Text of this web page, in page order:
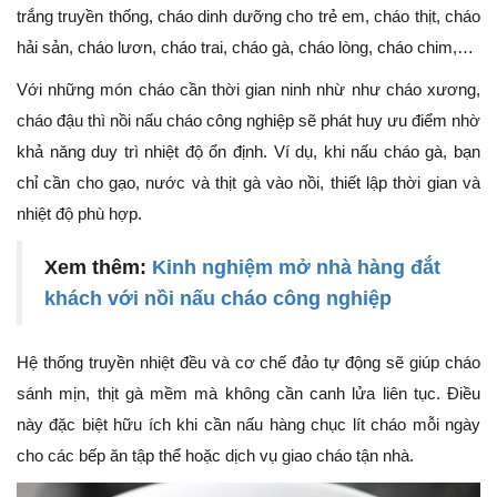
trắng truyền thống, cháo dinh dưỡng cho trẻ em, cháo thịt, cháo
hải sản, cháo lươn, cháo trai, cháo gà, cháo lòng, cháo chim,…
Với những món cháo cần thời gian ninh nhừ như cháo xương,
cháo đậu thì nồi nấu cháo công nghiệp sẽ phát huy ưu điểm nhờ
khả năng duy trì nhiệt độ ổn định. Ví dụ, khi nấu cháo gà, bạn
chỉ cần cho gạo, nước và thịt gà vào nồi, thiết lập thời gian và
nhiệt độ phù hợp.
Xem thêm: Kinh nghiệm mở nhà hàng đắt
khách với nồi nấu cháo công nghiệp
Hệ thống truyền nhiệt đều và cơ chế đảo tự động sẽ giúp cháo
sánh mịn, thịt gà mềm mà không cần canh lửa liên tục. Điều
này đặc biệt hữu ích khi cần nấu hàng chục lít cháo mỗi ngày
cho các bếp ăn tập thể hoặc dịch vụ giao cháo tận nhà.